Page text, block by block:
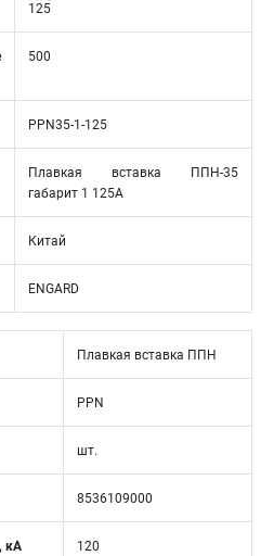
125
500
PPN35-1-125
Плавкая вставка ППН-35
габарит 1 125А
Китай
ENGARD
Плавкая вставка ППН
PPN
шт.
8536109000
кA 120